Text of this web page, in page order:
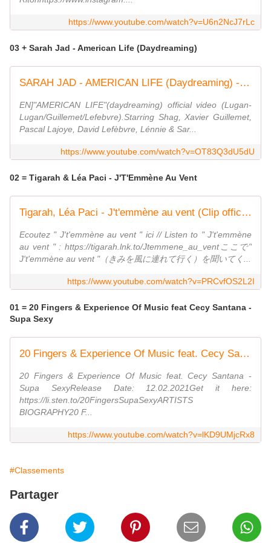
https://www.youtube.com/watch?v=U6n2NcJ7rLc
03 + Sarah Jad - American Life (Daydreaming)
SARAH JAD - AMERICAN LIFE (Daydreaming) - Official Video
EN]"AMERICAN LIFE"(daydreaming) official video (Lugan-
Lugan/Guillemet/Lefebvre).Starring Shag, Xavier Guillemet,
Pascal Lajoye, David Lefèbvre, Lénnie & Sar...
https://www.youtube.com/watch?v=OT83Q3dU5dU
02 = Tigarah & Léa Paci - J'T'Emmène Au Vent
Tigarah, Léa Paci - J't'emmène au vent (Clip officiel)
Ecoutez " J't'emmène au vent " ici // Listen to " J't'emmène
au vent " : https://tigarah.lnk.to/Jtemmene_au_ventここで"
J't'emmène au vent "（きみを風に連れて行く）を聞いてく...
https://www.youtube.com/watch?v=PRCvfOS2L2I
01 = 20 Fingers & Experience Of Music feat Cecy Santana -
Supa Sexy
20 Fingers & Experience Of Music feat. Cecy Santana - Supa Sexy (Promo Video) (Dmn Records)
20 Fingers & Experience Of Music feat. Cecy Santana -
Supa SexyRelease Date: 12.02.2021Get it here:
https://li.sten.to/20FingersSupaSexyARTISTS
BIOGRAPHY20 F...
https://www.youtube.com/watch?v=lKD9UMjcRx8
#Classements
Partager